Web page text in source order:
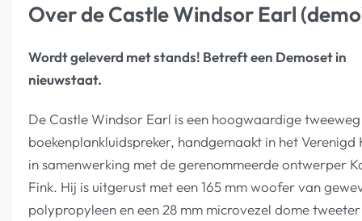
Over de Castle Windsor Earl
Wordt geleverd met stands! Betreft een Demoset in
nieuwstaat.
De Castle Windsor Earl is een hoogwaardige tweeweg
boekenplankluidspreker, handgemaakt in het Verenigd
in samenwerking met de gerenommeerde ontwerper
Fink. Hij is uitgerust met een 165 mm woofer van
polypropyleen en een 28 mm microvezel dome